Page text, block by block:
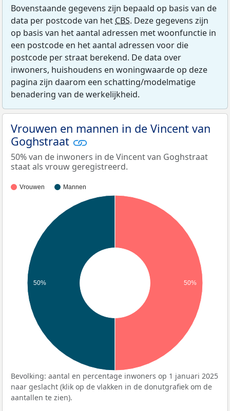
Bovenstaande gegevens zijn bepaald op basis van de
data per postcode van het CBS. Deze gegevens zijn
op basis van het aantal adressen met woonfunctie in
een postcode en het aantal adressen voor die
postcode per straat berekend. De data over
inwoners, huishoudens en woningwaarde op deze
pagina zijn daarom een schatting/modelmatige
benadering van de werkelijkheid.
Vrouwen en mannen in de Vincent van
Goghstraat
50% van de inwoners in de Vincent van Goghstraat
staat als vrouw geregistreerd.
Vrouwen Mannen
50% 50%
Bevolking: aantal en percentage inwoners op 1 januari 2025
naar geslacht (klik op de vlakken in de donutgrafiek om de
aantallen te zien).